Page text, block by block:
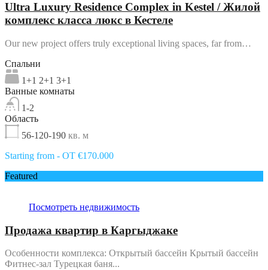
Ultra Luxury Residence Complex in Kestel / Жилой
комплекс класса люкс в Кестеле
Our new project offers truly exceptional living spaces, far from…
Спальни
1+1 2+1 3+1
Ванные комнаты
1-2
Область
56-120-190 кв. м
Starting from - OT €170.000
Featured
Посмотреть недвижимость
Продажа квартир в Каргыджаке
Особенности комплекса: Открытый бассейн Крытый бассейн
Фитнес-зал Турецкая баня...